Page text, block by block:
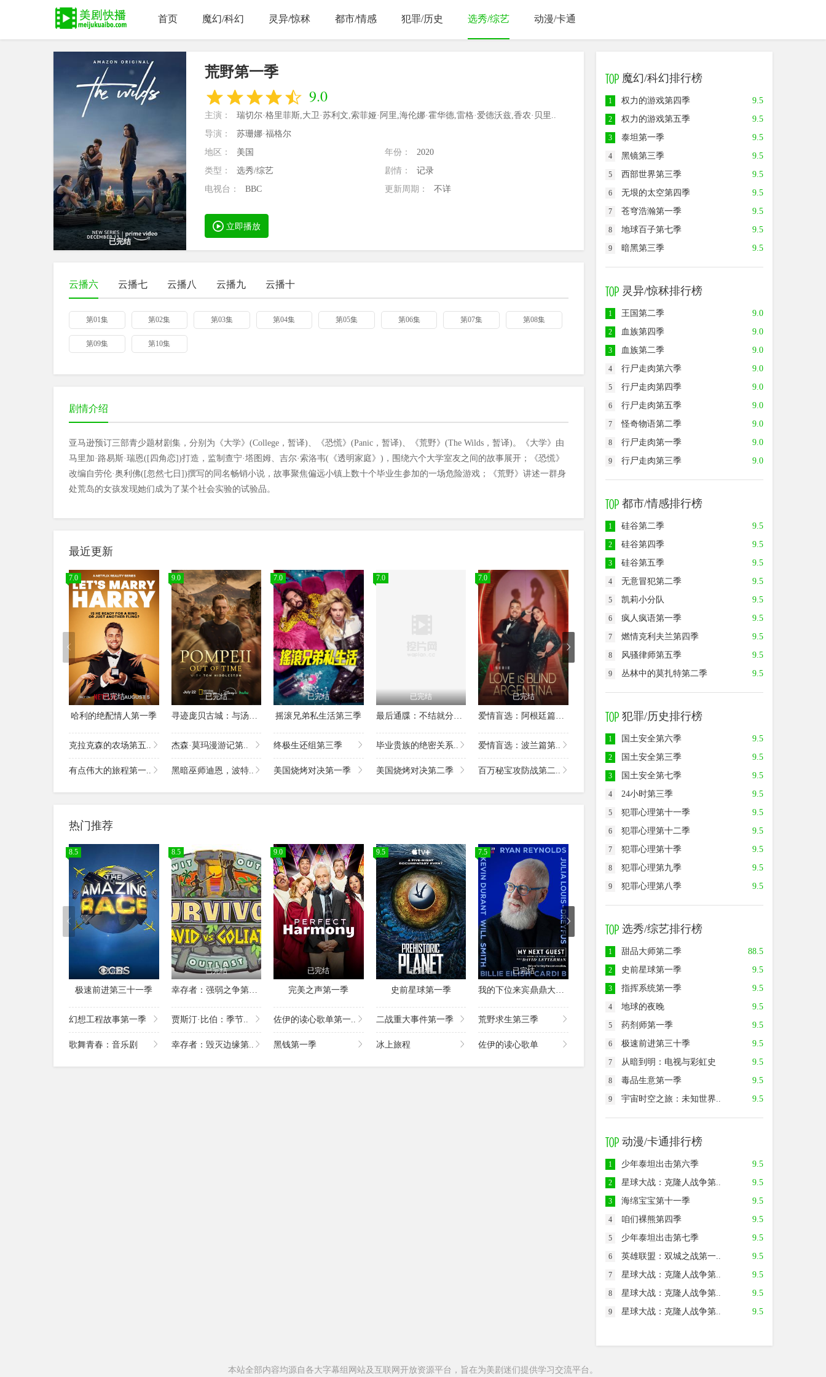
首页 魔幻/科幻 灵异/惊秫 都市/情感 犯罪/历史 选秀/综艺 动漫/卡通
已完结
荒野第一季
9.0
主演：
瑞切尔·格里菲斯,大卫·苏利文,索菲娅·阿里,海伦娜·霍华德,雷格·爱德沃兹,香农·贝里..
导演：
苏珊娜·福格尔
地区：
美国 年份：
2020
类型：
选秀/综艺 剧情：
记录
电视台：
BBC 更新周期： 不详
立即播放
云播六 云播七 云播八 云播九 云播十
第01集 第02集 第03集 第04集 第05集 第06集 第07集 第08集
第09集 第10集
剧情介绍
亚马逊预订三部青少题材剧集，分别为《大学》(College，暂译)、《恐慌》(Panic，暂译)、《荒野》(The Wilds，暂译)。《大学》由
马里加·路易斯·瑞恩([四角恋])打造，监制查宁·塔图姆、吉尔·索洛韦(《透明家庭》)，围绕六个大学室友之间的故事展开；《恐慌》
改编自劳伦·奥利佛([忽然七日])撰写的同名畅销小说，故事聚焦偏远小镇上数十个毕业生参加的一场危险游戏；《荒野》讲述一群身
处荒岛的女孩发现她们成为了某个社会实验的试验品。
最近更新
7.0
已完结
哈利的绝配情人第一季
9.0
已完结
寻迹庞贝古城：与汤姆·希德勒斯顿同行第一季
7.0
已完结
摇滚兄弟私生活第三季
7.0
已完结
最后通牒：不结就分第四季
7.0
已完结
爱情盲选：阿根廷篇第二季 室内设计大师第一季 遗弃之后第一季
克拉克森的农场第五.. 杰森·莫玛漫游记第.. 终极生还组第三季 毕业贵族的绝密关系.. 爱情盲选：波兰篇第..
有点伟大的旅程第一.. 黑暗巫师迪恩，波特.. 美国烧烤对决第一季 美国烧烤对决第二季 百万秘宝攻防战第二..
热门推荐
8.5
已完结
极速前进第三十一季
8.5
已完结
幸存者：强弱之争第三十七季
9.0
已完结
完美之声第一季
9.5
已完结
史前星球第一季
7.5
已完结
我的下位来宾鼎鼎大名第四季
已完结
野生动物宝宝第一季 飙歌之王：西班牙站第一季
幻想工程故事第一季 贾斯汀·比伯：季节.. 佐伊的读心歌单第一.. 二战重大事件第一季 荒野求生第三季
歌舞青春：音乐剧 幸存者：毁灭边缘第.. 黑钱第一季 冰上旅程 佐伊的读心歌单
魔幻/科幻排行榜
9.5
1
权力的游戏第四季
9.5
2
权力的游戏第五季
9.5
3
泰坦第一季
9.5
4
黑镜第三季
9.5
5
西部世界第三季
9.5
6
无垠的太空第四季
9.5
7
苍穹浩瀚第一季
9.5
8
地球百子第七季
9.5
9 暗黑第三季
灵异/惊秫排行榜
9.0
1
王国第二季
9.0
2
血族第四季
9.0
3
血族第二季
9.0
4
行尸走肉第六季
9.0
5
行尸走肉第四季
9.0
6
行尸走肉第五季
9.0
7
怪奇物语第二季
9.0
8
行尸走肉第一季
9.0
9 行尸走肉第三季
都市/情感排行榜
9.5
1
硅谷第二季
9.5
2
硅谷第四季
9.5
3
硅谷第五季
9.5
4
无意冒犯第二季
9.5
5
凯莉小分队
9.5
6
疯人疯语第一季
9.5
7
燃情克利夫兰第四季
9.5
8
风骚律师第五季
9.5
9 丛林中的莫扎特第二季
犯罪/历史排行榜
9.5
1
国土安全第六季
9.5
2
国土安全第三季
9.5
3
国土安全第七季
9.5
4
24小时第三季
9.5
5
犯罪心理第十一季
9.5
6
犯罪心理第十二季
9.5
7
犯罪心理第十季
9.5
8
犯罪心理第九季
9.5
9 犯罪心理第八季
选秀/综艺排行榜
88.5
1
甜品大师第二季
9.5
2
史前星球第一季
9.5
3
指挥系统第一季
9.5
4
地球的夜晚
9.5
5
药剂师第一季
9.5
6
极速前进第三十季
9.5
7
从暗到明：电视与彩虹史
9.5
8
毒品生意第一季
9.5
9 宇宙时空之旅：未知世界..
动漫/卡通排行榜
9.5
1
少年泰坦出击第六季
9.5
2
星球大战：克隆人战争第..
9.5
3
海绵宝宝第十一季
9.5
4
咱们裸熊第四季
9.5
5
少年泰坦出击第七季
9.5
6
英雄联盟：双城之战第一..
9.5
7
星球大战：克隆人战争第..
9.5
8
星球大战：克隆人战争第..
9.5
9 星球大战：克隆人战争第..
本站全部内容均源自各大字幕组网站及互联网开放资源平台，旨在为美剧迷们提供学习交流平台。